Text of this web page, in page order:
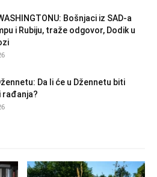
Bošnjaci iz SAD-a
i Rubiju, traže odgovor, Dodik u
Da li će u Džennetu biti
rađanja?